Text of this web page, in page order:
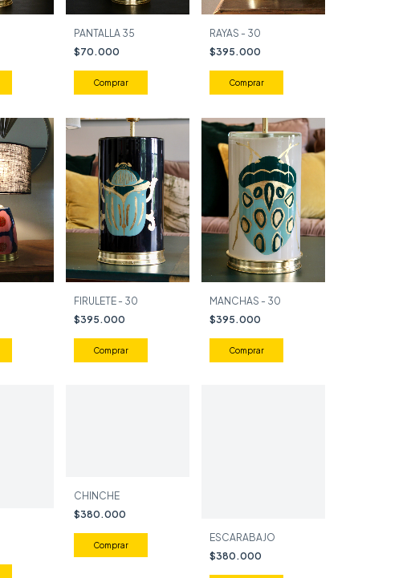
PANTALLA 35
$70.000
Comprar
RAYAS - 30
$395.000
FIRULETE - 30
$395.000
MANCHAS - 30
$395.000
CHINCHE
$380.000
ESCARABAJO
$380.000